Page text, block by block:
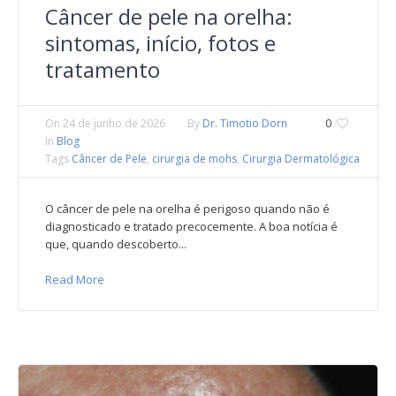
Câncer de pele na orelha:
sintomas, início, fotos e
tratamento
0
On 24 de junho de 2026 By Dr. Timotio Dorn
In Blog
Tags Câncer de Pele, cirurgia de mohs, Cirurgia Dermatológica
O câncer de pele na orelha é perigoso quando não é
diagnosticado e tratado precocemente. A boa notícia é
que, quando descoberto...
Read More